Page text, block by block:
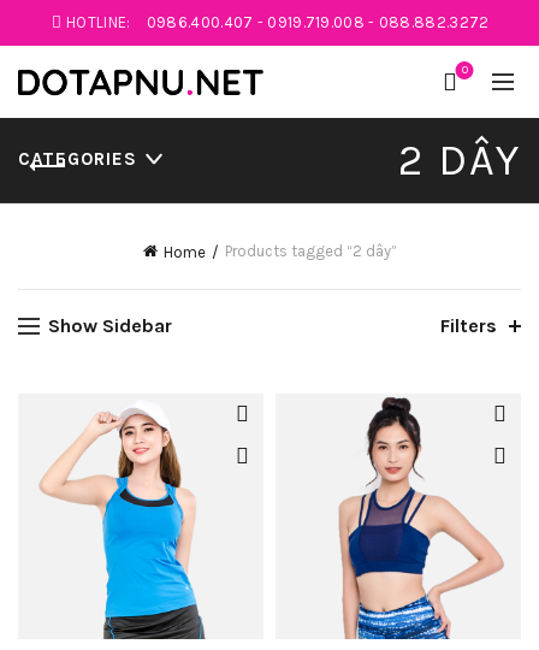
HOTLINE: 0986.400.407 - 0919.719.008 - 088.882.3272
0
2 DÂY
CATEGORIES
Home Products tagged “2 dây”
Show Sidebar Filters